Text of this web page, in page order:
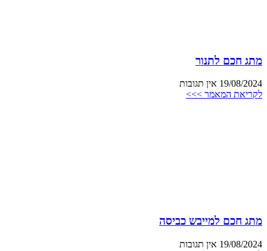
מתג חכם לתנור
19/08/2024 אין תגובות
לקריאת המאמר >>>
מתג חכם למייבש כביסה
19/08/2024 אין תגובות